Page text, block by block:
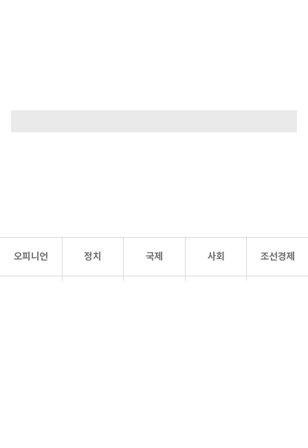
오피니언 정치 국제 사회 조선경제